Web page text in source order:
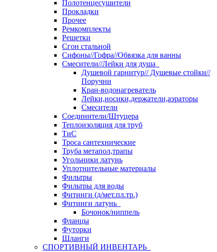
Полотенцесушители
Прокладки
Прочее
Ремкомплекты
Решетки
Сгон стальной
Сифоны//Гофра//Обвязка для ванны
Смесители//Лейки для душа
Душевой гарнитур// Душевые стойки//
Поручни
Кран-водонагреватель
Лейки,носики,держатели,аэраторы
Смесители
Соединители/Штуцера
Теплоизоляция для труб
ТиС
Троса сантехнические
Труба метапол,трапы
Угольники латунь
Уплотнительные материалы
Фильтры
Фильтры для воды
Фитинги (д/мет.пл.тр.)
Фитинги латунь
Бочонок/ниппель
Фланцы
Футорки
Шланги
СПОРТИВНЫЙ ИНВЕНТАРЬ